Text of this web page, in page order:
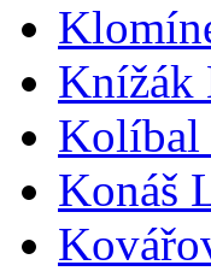
Knížák
Kolíbal
Konáš